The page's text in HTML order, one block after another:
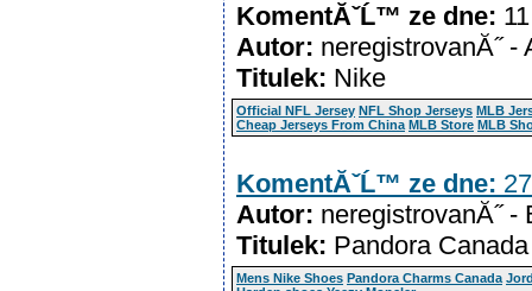
KomentĂˇĹ™ ze dne:
Autor: neregistrovanĂ˝ -
Titulek: Nike
Official NFL Jersey NFL Shop Jerseys MLB
Cheap Jerseys From China MLB Store MLB
KomentĂˇĹ™ ze dne:
Autor: neregistrovanĂ˝
Titulek: Pandora Canada
Mens Nike Shoes Pandora Charms Canada